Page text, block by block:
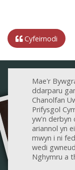
Cyfeirnodi
Mae'r
ddarparu
Chanolfan
Prifysgol
yw'n derbyn
ariannol yn
mwyn i ni
wedi
Nghymru a